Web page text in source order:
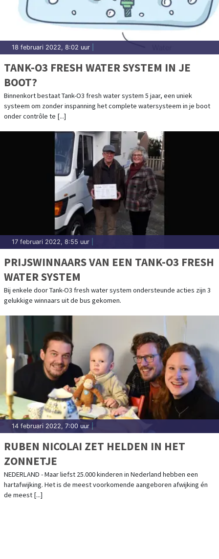
18 februari 2022, 8:02 uur
TANK-O3 FRESH WATER SYSTEM IN JE
BOOT?
Binnenkort bestaat Tank-O3 fresh water system 5 jaar, een uniek
systeem om zonder inspanning het complete watersysteem in je boot
onder contrôle te [...]
17 februari 2022, 8:55 uur
PRIJSWINNAARS VAN EEN TANK-O3 FRESH
WATER SYSTEM
Bij enkele door Tank-O3 fresh water system ondersteunde acties zijn 3
gelukkige winnaars uit de bus gekomen.
14 februari 2022, 7:00 uur
RUBEN NICOLAI ZET HELDEN IN HET
ZONNETJE
NEDERLAND - Maar liefst 25.000 kinderen in Nederland hebben een
hartafwijking. Het is de meest voorkomende aangeboren afwijking én
de meest [...]